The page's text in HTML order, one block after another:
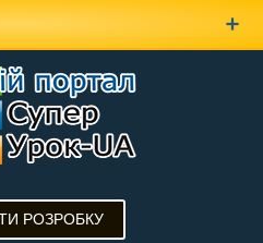
РОЗРОБКУ